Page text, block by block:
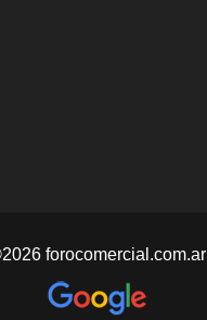
forocomercial.com.ar